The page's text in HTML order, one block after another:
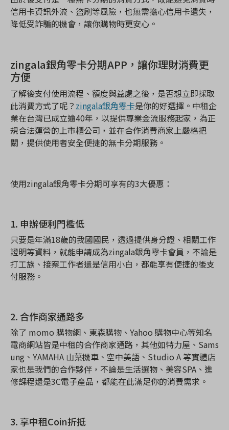
信用卡資訊外流、盜刷等風險，也無需擔心信用卡遺失，
降低受詐騙的機會，讓你購物時更安心。
zingala銀角零卡分期APP ，讓你理財消費更
方便
了解後支付使用流程、額度與益處之後，是否想立即採取
此消費方式了呢？ zingala銀角零卡是你的好選擇。中租企
業在台灣已成立逾40年，以提供專業金流服務起家，為正
規合法運營的上市櫃公司，並在合作消費商家上嚴格把
關，提供使用者安全便捷的無卡分期服務。
使用zingala銀角零卡分期可享有的3大優惠：
1. 申辦便利門檻低
只要是年滿18歲的我國國民，透過提供身分證、相關工作
證明等資料，就能申請成為zingala銀角零卡會員，不論是
打工族、接案工作者還是信用小白，都能享有便捷的後支
付服務。
2. 合作商家通路多
除了 momo 購物網、東森購物、Yahoo 購物中心等知名
電商網站皆是中租的合作商家通路，其他如特力屋、Sams
ung 、YAMAHA 山葉機車、空中美語、Studio A 等實體店
家也是我們的合作夥伴，不論是生活選物、美容SPA 、進
修課程還是3C電子產品，都能在此滿足你的消費需求。
3. 享中租Coin折抵